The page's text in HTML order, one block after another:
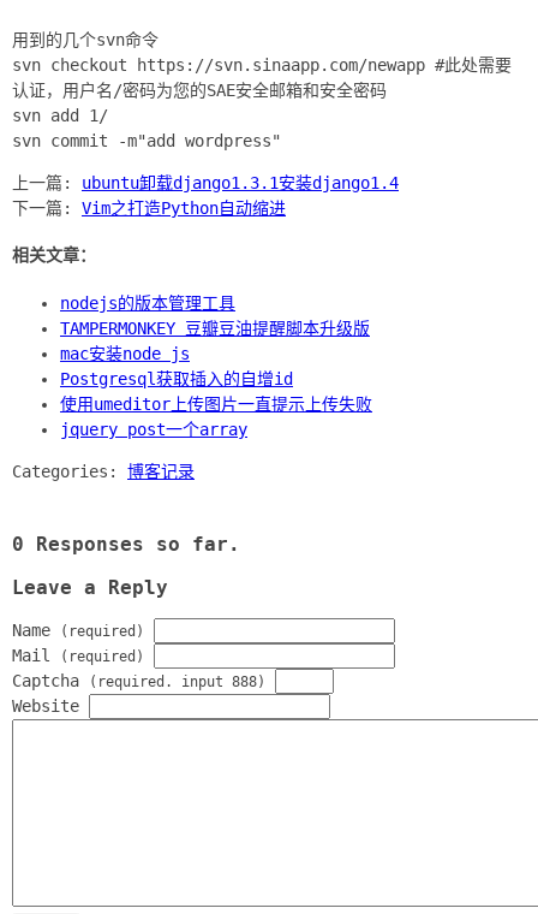
用到的几个svn命令
svn checkout https://svn.sinaapp.com/newapp #此处需要
认证，用户名/密码为您的SAE安全邮箱和安全密码
svn add 1/
上一篇: ubuntu卸载django1.3.1安装django1.4
下一篇: Vim之打造Python自动缩进
相关文章：
nodejs的版本管理工具
TAMPERMONKEY 豆瓣豆油提醒脚本升级版
mac安装node js
Postgresql获取插入的自增id
使用umeditor上传图片一直提示上传失败
jquery post一个array
Categories: 博客记录
0 Responses so far.
Leave a Reply
Name (required)
Mail (required)
Captcha (required. input 888)
Website